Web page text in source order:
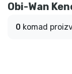
Obi-Wan
0 komad
Outlet
Dostava i